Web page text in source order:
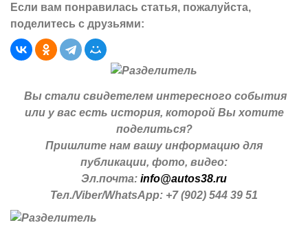
Если вам понравилась статья, пожалуйста,
поделитесь с друзьями:
Вы стали свидетелем интересного события
или у вас есть история, которой Вы хотите
поделиться?
Пришлите нам вашу информацию для
публикации, фото, видео:
Эл.почта: info@autos38.ru
Тел./Viber/WhatsApp: +7 (902) 544 39 51